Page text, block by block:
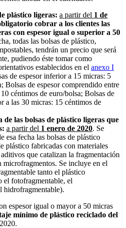
plástico ligeras: a partir del 1 de
cobrar a los clientes las
con espesor igual o superior a 50
todas las bolsas de plástico,
tendrán un precio que será
pudiendo éste tomar como
establecidos en el anexo I
de espesor inferior a 15 micras: 5
Bolsas de espesor comprendido entre
céntimos de euro/bolsa; Bolsas de
a las 30 micras: 15 céntimos de
las bolsas de plástico ligeras que
a partir del 1 enero de 2020. Se
esa fecha las bolsas de plástico
plástico fabricadas con materiales
que catalizan la fragmentación
microfragmentos. Se incluye en el
tanto el plástico
el fotofragmentable, el
hidrofragmentable).
espesor igual o mayor a 50 micras
mínimo de plástico reciclado del